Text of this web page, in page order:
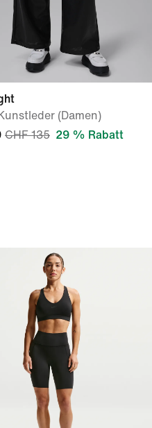
(Damen)
CHF 135 29 % Rabatt